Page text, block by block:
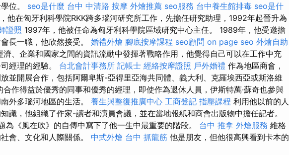
位。 seo是什麼 台中 中清路 按摩 外燴推薦 seo服務 台中養生館排毒 seo是什
他在匈牙利科學院RKK跨多瑙河研究所工作，先擔任研究助理，1992年起晉升為
證照 1997年，他被任命為匈牙利科學院區域研究中心主任。 1989年，他受邀擔
長一職，他欣然接受。 婚禮外燴 腳底按摩課程 seo顧問 on page seo 外燴自助
濟、企業和國家之間的資訊流動中發揮著戰略作用，他覺得自己可以在工作中充
經理的經驗。 台北會計事務所 記帳士 經絡按摩證照 戶外婚禮 作為地區商會，
並開展合作，包括阿爾卑斯-亞得里亞海共同體、義大利、克羅埃西亞或斯洛維
作得益於優秀的同事和優秀的經理，即使作為退休人員，伊斯特萬·蘇奇也參與
外多瑙河地區的生活。 養生與整復推廣中心 工商登記 指壓課程 利用他以前的人
識，他組織了作家-讀者和演員會議，並在當地報紙和商會出版物中擔任記者。
為《風在吹》的自傳中寫下了他一生中最重要的階段。 台中 推拿 外燴服務 維格
會、文化和人際關係。 中式外燴 台中 抓龍筋 他是朋友，但他很高興看到卡本的